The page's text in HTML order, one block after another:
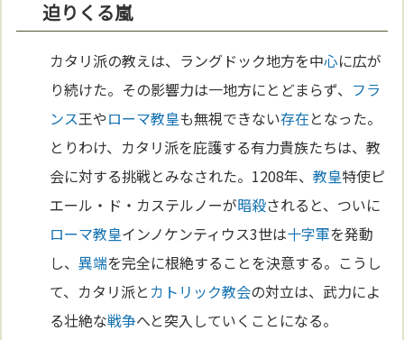
迫りくる嵐
カタリ派の教えは、ラングドック地方を中心に広が
り続けた。その影響力は一地方にとどまらず、 フラ
ンス王やローマ教皇も無視できない存在となった。
とりわけ、カタリ派を庇護する有力貴族たちは、教
会に対する挑戦とみなされた。1208年、教皇特使ピ
エール・ド・カステルノーが暗殺されると、ついに
ローマ教皇インノケンティウス3世は十字軍を発動
し、異端を完全に根絶することを決意する。こうし
て、カタリ派と カトリック教会の対立は、武力によ
る壮絶な戦争へと突入していくことになる。